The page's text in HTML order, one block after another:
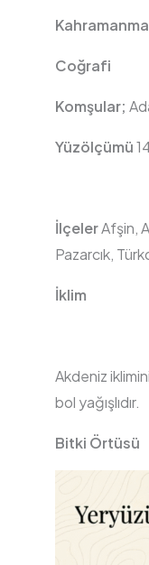
Coğrafi
Komşular;
Yüzölçümü
İlçelerAfşin,
Pazarcık,
İklim
Akdeniz
bol yağışlıdır.
Bitki Örtüsü